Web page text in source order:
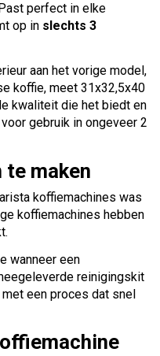
perfect in elke
op in slechts 3
aan het vorige model,
koffie, meet 31x32,5x40
kwaliteit die het biedt en
gebruik in ongeveer 2
te maken
koffiemachines was
koffiemachines hebben
wanneer een
reinigingskit
een proces dat snel